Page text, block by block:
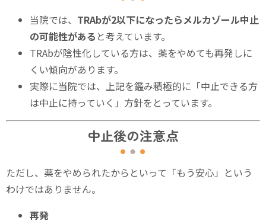
当院では、 TRAbが2以下になったらメルカゾール中止
の可能性がある と考えています。
TRAbが陰性化している方は、薬をやめても再発しに
くい傾向があります。
実際に当院では、上記を鑑み積極的に「中止できる方
は中止に持っていく」方針をとっています。
中止後の注意点
ただし、薬をやめられたからといって「もう安心」という
わけではありません。
再発